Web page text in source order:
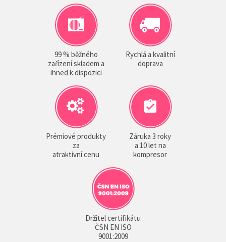
99 % běžného
zařízení skladem a
ihned k dispozici
Rychlá a kvalitní
doprava
Prémiové produkty
za
atraktivní cenu
Záruka 3 roky
a 10 let na
kompresor
Držitel certifikátu
ČSN EN ISO
9001:2009